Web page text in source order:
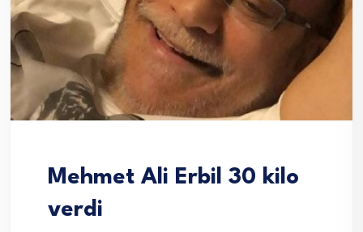
Mehmet Ali Erbil 30 kilo
verdi